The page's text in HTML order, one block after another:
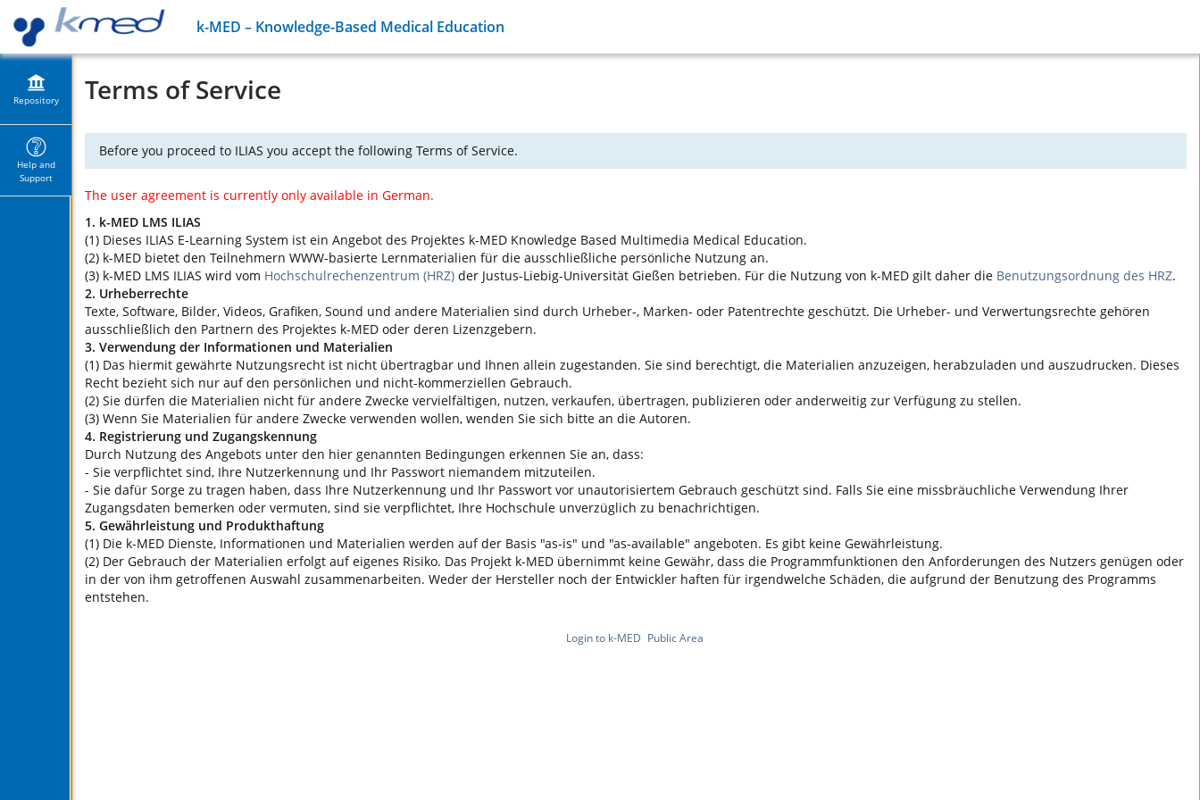
k-MED – Knowledge-Based Medical Education
Repository
Help and
Support
Terms of Service
Before you proceed to ILIAS you accept the following Terms of Service.
The user agreement is currently only available in German.
1. k-MED LMS ILIAS
(1) Dieses ILIAS E-Learning System ist ein Angebot des Projektes k-MED Knowledge Based Multimedia Medical Education.
(2) k-MED bietet den Teilnehmern WWW-basierte Lernmaterialien für die ausschließliche persönliche Nutzung an.
(3) k-MED LMS ILIAS wird vom Hochschulrechenzentrum (HRZ) der Justus-Liebig-Universität Gießen betrieben. Für die Nutzung von k-MED gilt daher die Benutzungsordnung des HRZ.
2. Urheberrechte
Texte, Software, Bilder, Videos, Grafiken, Sound und andere Materialien sind durch Urheber-, Marken- oder Patentrechte geschützt. Die Urheber- und Verwertungsrechte gehören
ausschließlich den Partnern des Projektes k-MED oder deren Lizenzgebern.
3. Verwendung der Informationen und Materialien
(1) Das hiermit gewährte Nutzungsrecht ist nicht übertragbar und Ihnen allein zugestanden. Sie sind berechtigt, die Materialien anzuzeigen, herabzuladen und auszudrucken. Dieses
Recht bezieht sich nur auf den persönlichen und nicht-kommerziellen Gebrauch.
(2) Sie dürfen die Materialien nicht für andere Zwecke vervielfältigen, nutzen, verkaufen, übertragen, publizieren oder anderweitig zur Verfügung zu stellen.
(3) Wenn Sie Materialien für andere Zwecke verwenden wollen, wenden Sie sich bitte an die Autoren.
4. Registrierung und Zugangskennung
Durch Nutzung des Angebots unter den hier genannten Bedingungen erkennen Sie an, dass:
- Sie verpflichtet sind, Ihre Nutzerkennung und Ihr Passwort niemandem mitzuteilen.
- Sie dafür Sorge zu tragen haben, dass Ihre Nutzerkennung und Ihr Passwort vor unautorisiertem Gebrauch geschützt sind. Falls Sie eine missbräuchliche Verwendung Ihrer
Zugangsdaten bemerken oder vermuten, sind sie verpflichtet, Ihre Hochschule unverzüglich zu benachrichtigen.
5. Gewährleistung und Produkthaftung
(1) Die k-MED Dienste, Informationen und Materialien werden auf der Basis "as-is" und "as-available" angeboten. Es gibt keine Gewährleistung.
(2) Der Gebrauch der Materialien erfolgt auf eigenes Risiko. Das Projekt k-MED übernimmt keine Gewähr, dass die Programmfunktionen den Anforderungen des Nutzers genügen oder
in der von ihm getroffenen Auswahl zusammenarbeiten. Weder der Hersteller noch der Entwickler haften für irgendwelche Schäden, die aufgrund der Benutzung des Programms
entstehen.
Login to k-MED Public Area